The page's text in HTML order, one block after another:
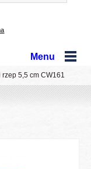
Menu
rzep 5,5 cm CW161